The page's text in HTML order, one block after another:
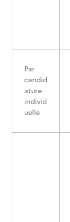
Par
candid
ature
individ
uelle